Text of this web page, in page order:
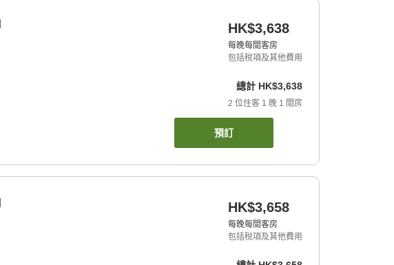
HK$3,638
每晚每間客房
包括稅項及其他費用
總計 HK$3,638
2 位住客 1 晚 1 間房
預訂
HK$3,658
每晚每間客房
包括稅項及其他費用